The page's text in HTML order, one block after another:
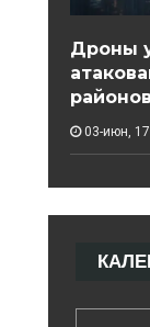
Дроны
03-июн,